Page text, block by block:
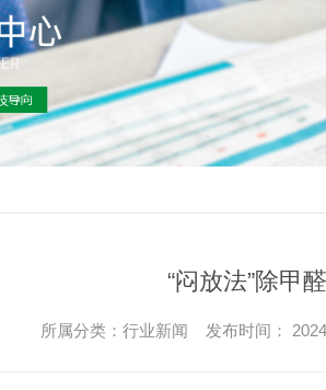
“闷放法”除甲
所属分类：行业新闻 发布时间：